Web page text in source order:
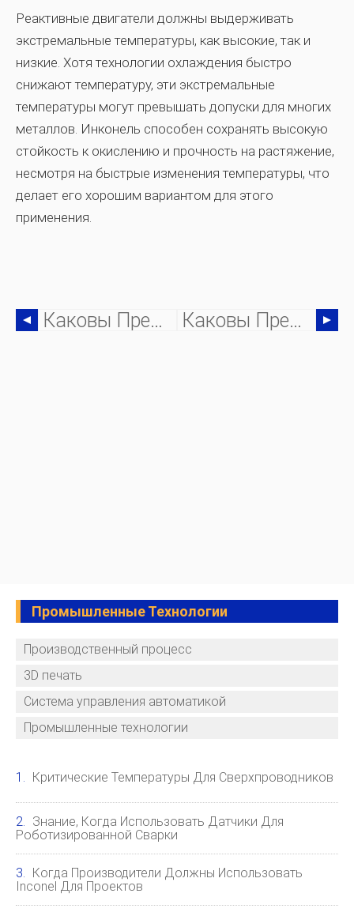
Реактивные двигатели должны выдерживать
экстремальные температуры, как высокие, так и
низкие. Хотя технологии охлаждения быстро
снижают температуру, эти экстремальные
температуры могут превышать допуски для многих
металлов. Инконель способен сохранять высокую
стойкость к окислению и прочность на растяжение,
несмотря на быстрые изменения температуры, что
делает его хорошим вариантом для этого
применения.
Каковы Преимущества 3D-Печати Для Производителей Металла? Каковы Преимущества Сертифицированного Инспектора По Сварке?
Промышленные Технологии
Производственный процесс
3D печать
Система управления автоматикой
Промышленные технологии
Критические Температуры Для Сверхпроводников
Знание, Когда Использовать Датчики Для
Роботизированной Сварки
Когда Производители Должны Использовать
Inconel Для Проектов